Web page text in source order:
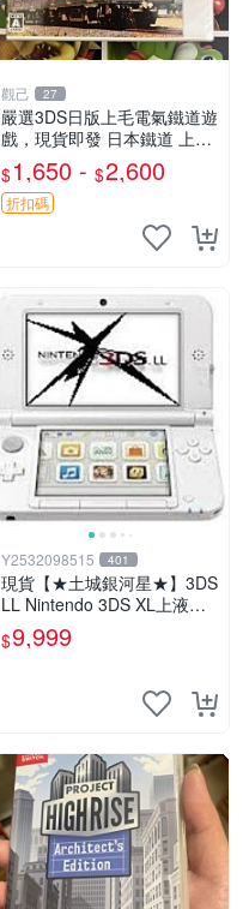
觀己 27
嚴選3DS日版上毛電氣鐵道遊
戲，現貨即發 日本鐵道 上毛
電氣鐵道 3DS 游戲
$1,650 - $2,600
折扣碼
Y2532098515 401
現貨【★土城銀河星★】3DS
LL Nintendo 3DS XL上液晶
上螢幕 L.R鍵維修.觸控螢幕
等更換.外殼破裂更換賣場另
$9,999